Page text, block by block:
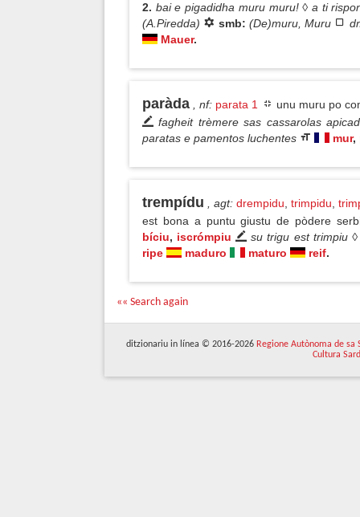
2. bai e pigadidha muru muru! ◊ a ti
(A.Piredda)
smb: (De)muru, Muru
Mauer.
paràda , nf: parata 1
unu muru po
fagheit trèmere sas cassarolas
paratas e pamentos luchentes
mur,
trempídu , agt: drempidu trimpidu
est bona a puntu giustu de pòdere
bíciu, iscrómpiu
su trigu est trimpiu
ripe
maduro maturo reif.
«« Search again
ditzionariu in línea © 2016-2026 Regione Autònoma de sa
Cultura